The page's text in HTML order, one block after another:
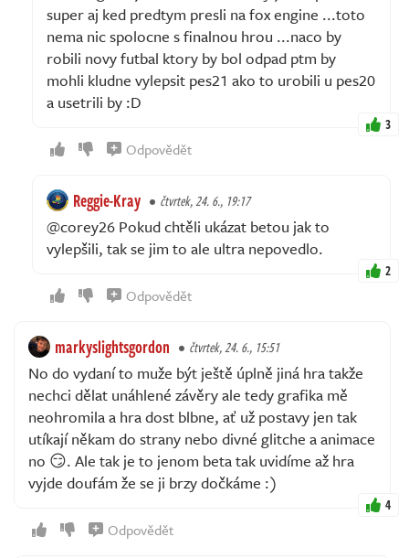
super aj ked predtym presli na fox engine ...toto
nema nic spolocne s finalnou hrou ...naco by
robili novy futbal ktory by bol odpad ptm by
mohli kludne vylepsit pes21 ako to urobili u pes20
a usetrili by :D
3
Odpovědět
Reggie-Kray čtvrtek, 24. 6., 19:17
@corey26 Pokud chtěli ukázat betou jak to
vylepšili, tak se jim to ale ultra nepovedlo.
2
Odpovědět
markyslightsgordon čtvrtek, 24. 6., 15:51
No do vydaní to muže být ještě úplně jiná hra takže
nechci dělat unáhlené závěry ale tedy grafika mě
neohromila a hra dost blbne, ať už postavy jen tak
utíkají někam do strany nebo divné glitche a animace
no 😏. Ale tak je to jenom beta tak uvidíme až hra
vyjde doufám že se ji brzy dočkáme :)
4
Odpovědět